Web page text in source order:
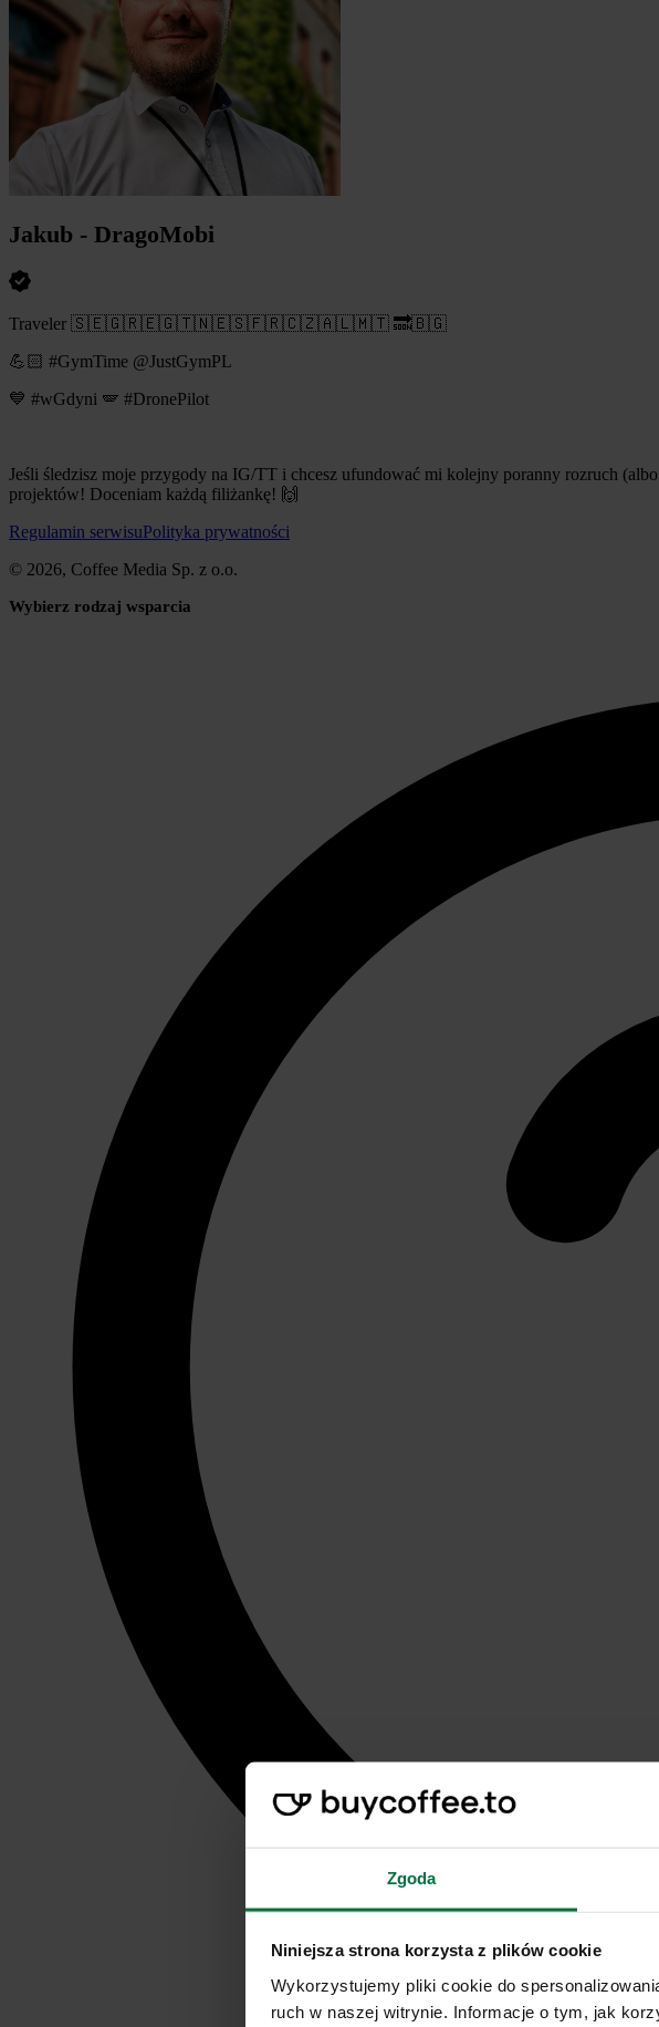
Zgoda
Niniejsza strona korzysta z plików cookie
Wykorzystujemy pliki cookie do
ruch w naszej witrynie. Informacje o tym, jak
Jakub - DragoMobi
Traveler 🇸🇪🇬🇷🇪🇬🇹🇳🇪🇸🇫🇷🇨🇿🇦🇱🇲🇹 🔜🇧🇬
💪🏻 #GymTime @JustGymPL
💙 #wGdyni 🪽 #DronePilot
Jeśli śledzisz moje przygody na IG/TT i chcesz ufundować mi kolejny poranny rozruch
projektów! Doceniam każdą filiżankę! 🙌
Regulamin serwisuPolityka prywatności
© 2026, Coffee Media Sp. z o.o.
Wybierz rodzaj wsparcia